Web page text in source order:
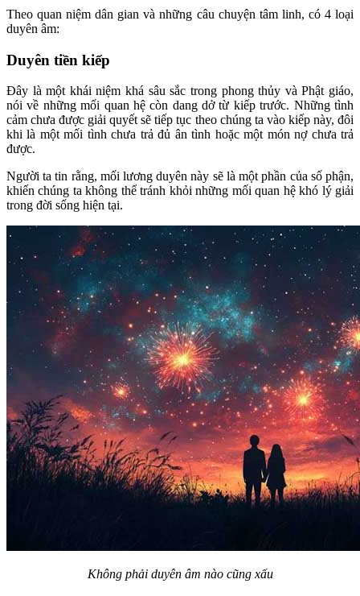
Theo quan niệm dân gian và những câu chuyện tâm linh, có 4 loại
duyên âm:
Duyên tiền kiếp
Đây là một khái niệm khá sâu sắc trong phong thủy và Phật giáo,
nói về những mối quan hệ còn dang dở từ kiếp trước. Những tình
cảm chưa được giải quyết sẽ tiếp tục theo chúng ta vào kiếp này, đôi
khi là một mối tình chưa trả đủ ân tình hoặc một món nợ chưa trả
được.
Người ta tin rằng, mối lương duyên này sẽ là một phần của số phận,
khiến chúng ta không thể tránh khỏi những mối quan hệ khó lý giải
trong đời sống hiện tại.
Không phải duyên âm nào cũng xấu